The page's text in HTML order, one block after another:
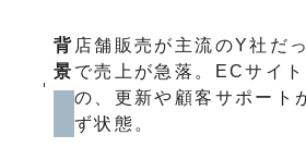
背
景
店舗販売が主流のY社だ
で売上が急落。ECサイ
の、更新や顧客サポート
ず状態。